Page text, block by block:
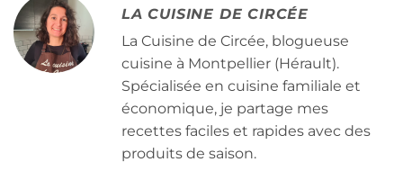
LA CUISINE DE CIRCÉE
La Cuisine de Circée, blogueuse
cuisine à Montpellier (Hérault).
Spécialisée en cuisine familiale et
économique, je partage mes
recettes faciles et rapides avec des
produits de saison.